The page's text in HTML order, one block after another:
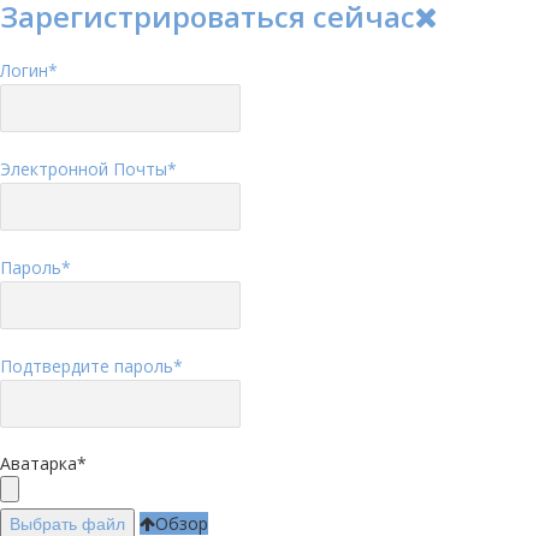
Зарегистрироваться сейчас
Логин*
Электронной Почты*
Пароль*
Подтвердите пароль*
Аватарка*
Выбрать файл
Обзор